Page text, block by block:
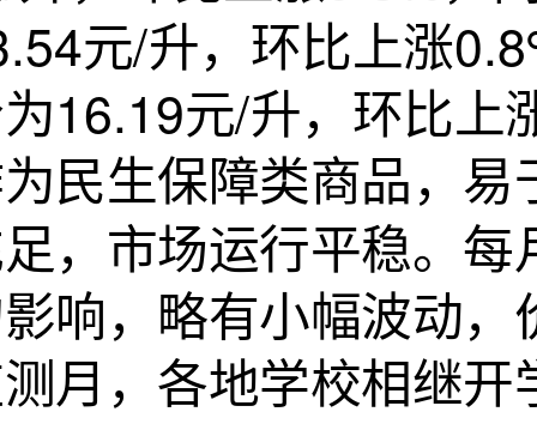
元/升，环比上涨
16.19元/升，环比上
民生保障类商品，
，市场运行平稳。
响，略有小幅波动
月，各地学校相继